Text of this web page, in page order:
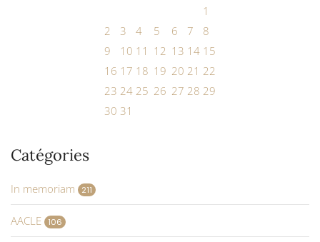
1
2
3 4 5 6 7
8
9
10 11 12 13 14 15
16 17 18 19 20 21 22
23 24 25 26 27 28 29
30 31
Catégories
In memoriam 211
AACLE 106